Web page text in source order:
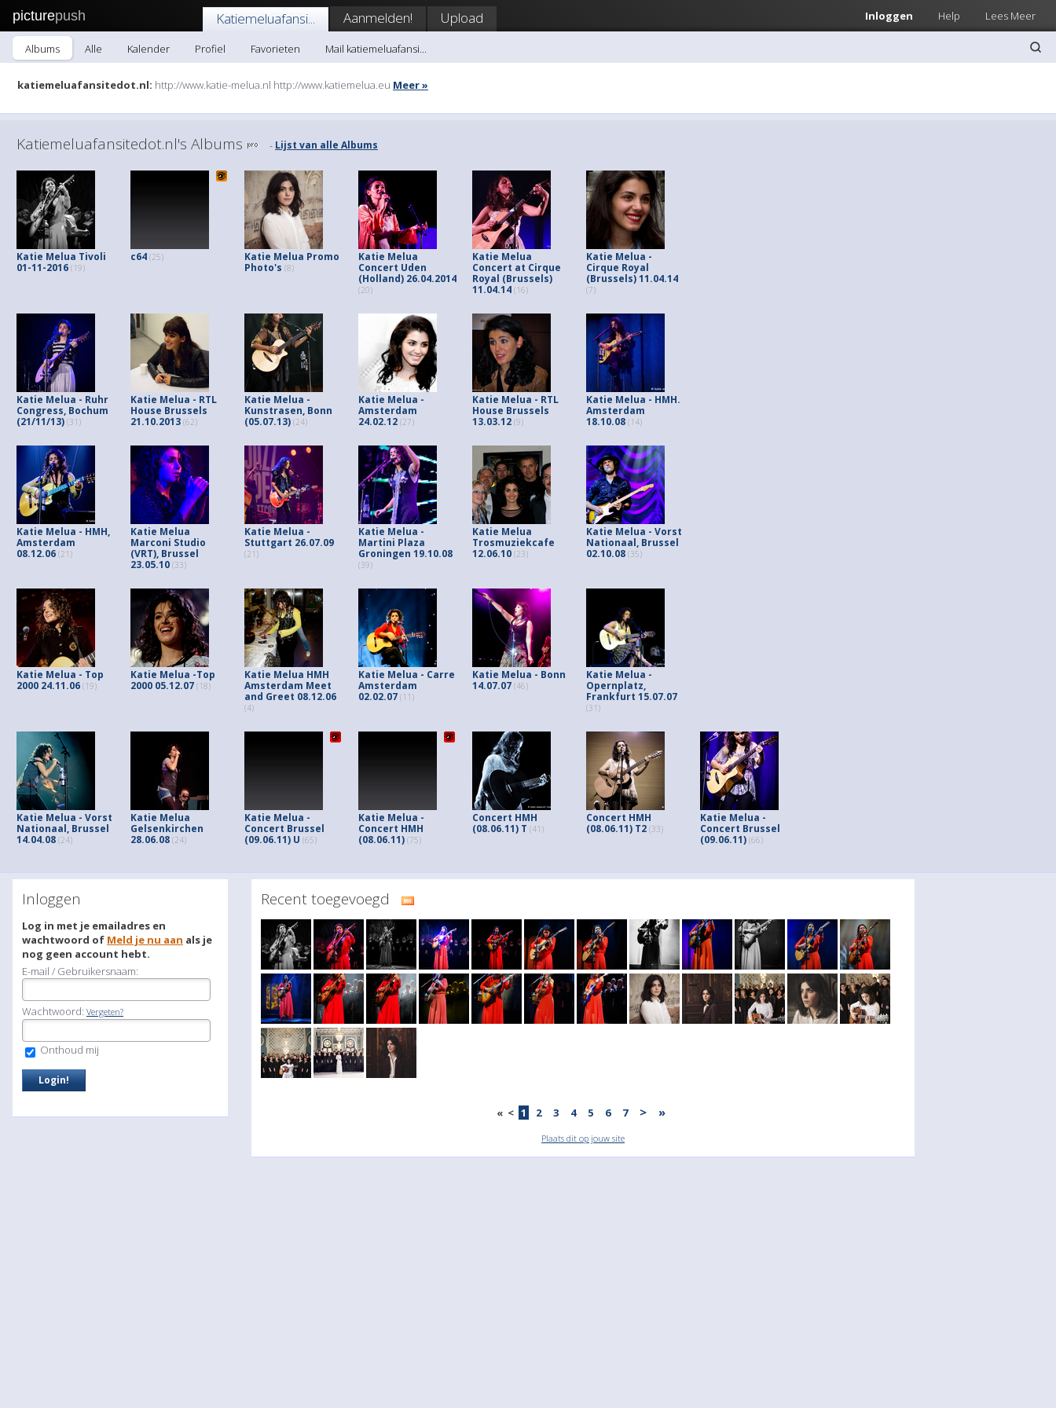
picturepush Inloggen Help Lees Meer
Katiemeluafansi... Aanmelden! Upload
Albums Alle Kalender Profiel Favorieten Mail katiemeluafansi...
katiemeluafansitedot.nl: http://www.katie-melua.nl http://www.katiemelua.eu Meer »
Katiemeluafansitedot.nl's Albums - Lijst van alle Albums
Katie Melua Tivoli
01-11-2016 (19)
c64 (25)
Katie Melua Promo
Photo's (8)
Katie Melua
Concert Uden
(Holland) 26.04.2014
(20)
Katie Melua
Concert at Cirque
Royal (Brussels)
11.04.14 (16)
Katie Melua -
Cirque Royal
(Brussels) 11.04.14
(7)
Katie Melua - Ruhr
Congress, Bochum
(21/11/13) (31)
Katie Melua - RTL
House Brussels
21.10.2013 (62)
Katie Melua -
Kunstrasen, Bonn
(05.07.13) (24)
Katie Melua -
Amsterdam
24.02.12 (27)
Katie Melua - RTL
House Brussels
13.03.12 (9)
Katie Melua - HMH.
Amsterdam
18.10.08 (14)
Katie Melua - HMH,
Amsterdam
08.12.06 (21)
Katie Melua
Marconi Studio
(VRT), Brussel
23.05.10 (33)
Katie Melua -
Stuttgart 26.07.09
(21)
Katie Melua -
Martini Plaza
Groningen 19.10.08
(39)
Katie Melua
Trosmuziekcafe
12.06.10 (23)
Katie Melua - Vorst
Nationaal, Brussel
02.10.08 (35)
Katie Melua - Top
2000 24.11.06 (19)
Katie Melua -Top
2000 05.12.07 (18)
Katie Melua HMH
Amsterdam Meet
and Greet 08.12.06
(4)
Katie Melua - Carre
Amsterdam
02.02.07 (11)
Katie Melua - Bonn
14.07.07 (46)
Katie Melua -
Opernplatz,
Frankfurt 15.07.07
(31)
Katie Melua - Vorst
Nationaal, Brussel
14.04.08 (24)
Katie Melua
Gelsenkirchen
28.06.08 (24)
Katie Melua -
Concert Brussel
(09.06.11) U (65)
Katie Melua -
Concert HMH
(08.06.11) (75)
Concert HMH
(08.06.11) T (41)
Concert HMH
(08.06.11) T2 (33)
Katie Melua -
Concert Brussel
(09.06.11) (66)
Inloggen
Log in met je emailadres en
wachtwoord of Meld je nu aan als je
nog geen account hebt.
E-mail / Gebruikersnaam:
Wachtwoord: Vergeten?
Onthoud mij
Recent toegevoegd
« < 1 2 3 4 5 6 7 > »
Plaats dit op jouw site